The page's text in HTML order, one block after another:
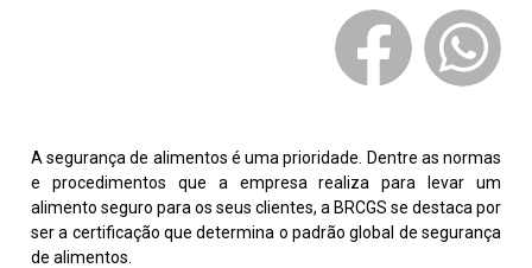
A segurança de alimentos é uma prioridade. Dentre as normas
e procedimentos que a empresa realiza para levar um
alimento seguro para os seus clientes, a BRCGS se destaca por
ser a certificação que determina o padrão global de segurança
de alimentos.